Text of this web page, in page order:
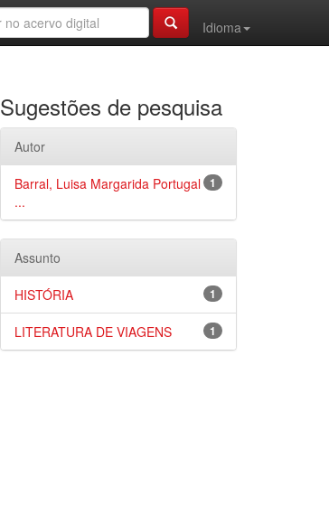
Idioma
Sugestões de pesquisa
Autor
1
Barral, Luisa Margarida Portugal
...
Assunto
1
HISTÓRIA
1
LITERATURA DE VIAGENS